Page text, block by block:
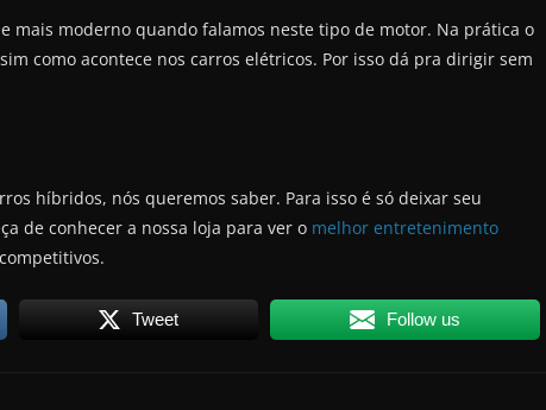
mais moderno quando falamos neste tipo de motor. Na prática o
como acontece nos carros elétricos. Por isso dá pra dirigir sem
híbridos, nós queremos saber. Para isso é só deixar seu
de conhecer a nossa loja para ver o melhor entretenimento
Tweet Follow us